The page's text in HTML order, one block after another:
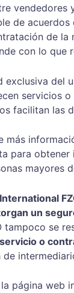
vendedores
de
de la
con lo que
exclusiva del
servicios
facilitan las
más
para obtener
mayores
un
tampoco se
o
página web